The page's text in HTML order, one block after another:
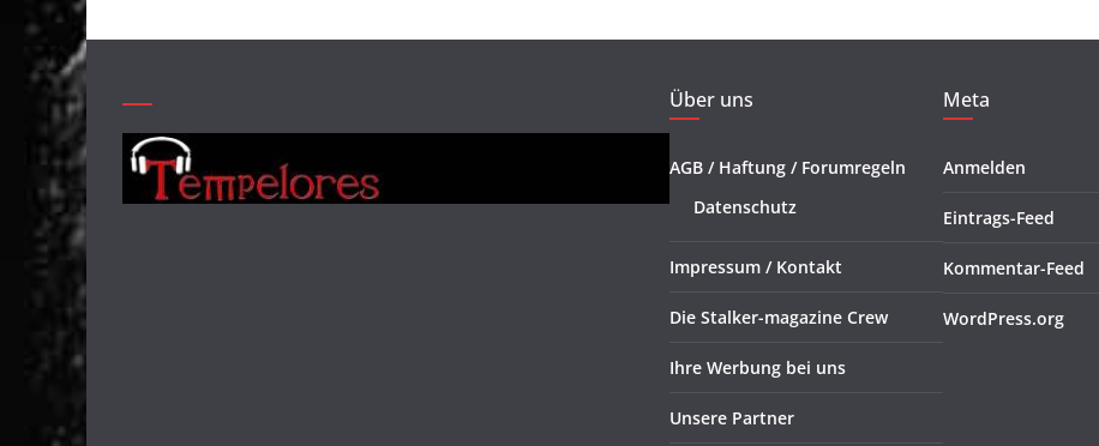
Über uns
AGB / Haftung / Forumregeln
Datenschutz
Impressum / Kontakt
Die Stalker-magazine Crew
Ihre Werbung bei uns
Unsere Partner
Meta
Anmelden
Eintrags-Feed
Kommentar-Feed
WordPress.org